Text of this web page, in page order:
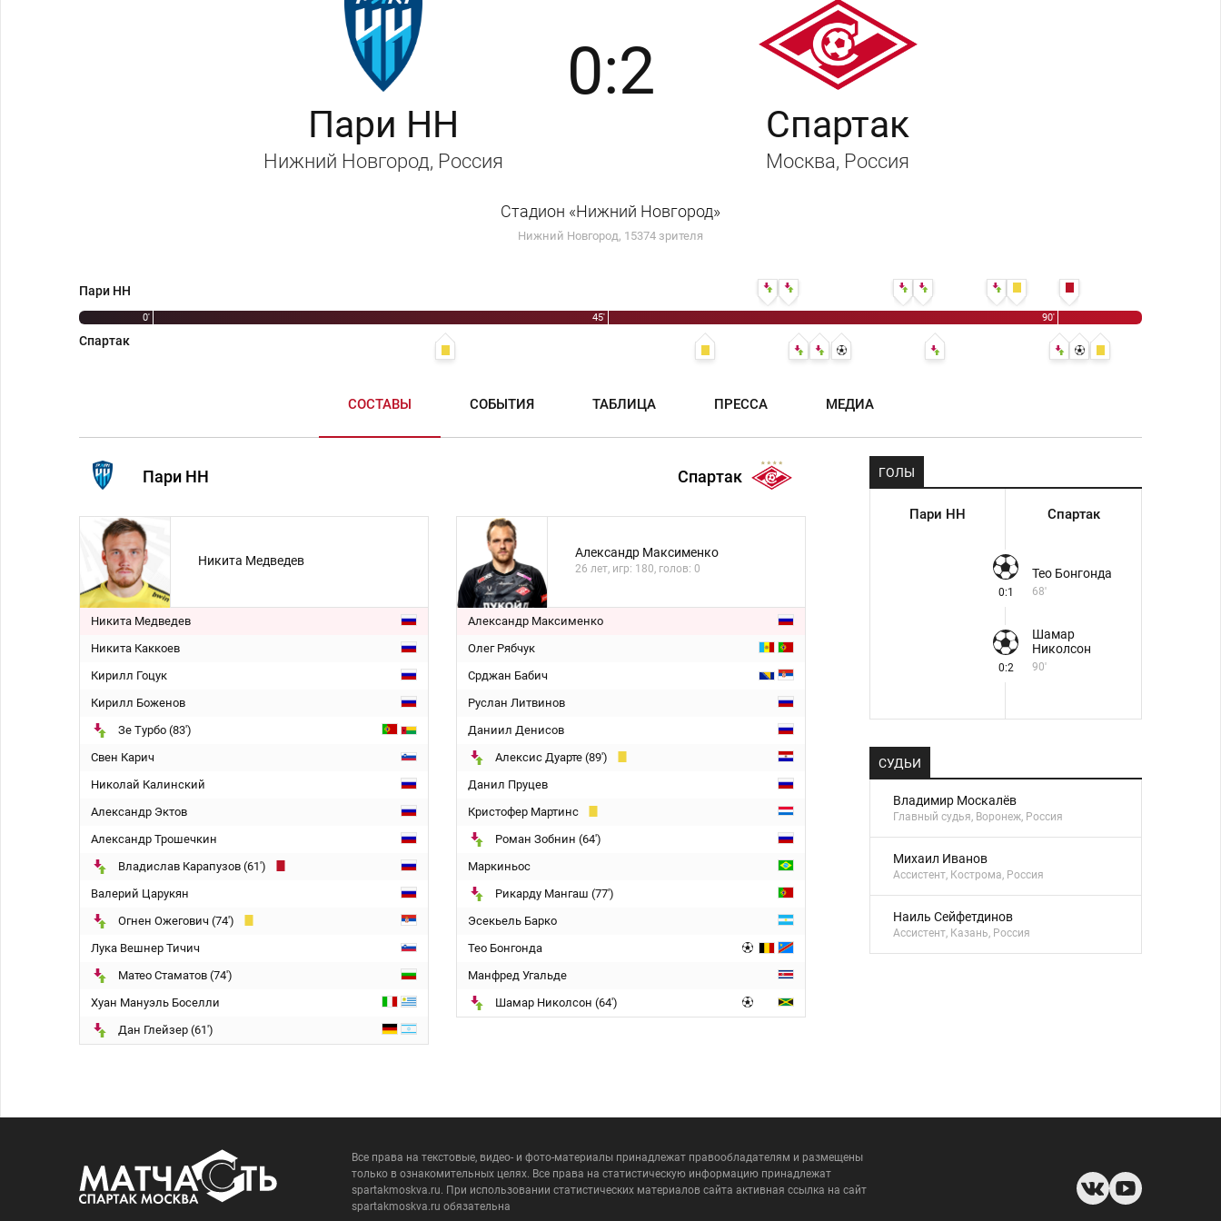
Пари НН
Нижний Новгород, Россия
0:2
Спартак
Москва, Россия
Стадион «Нижний Новгород»
Нижний Новгород, 15374 зрителя
0' 45' 90'
Пари НН
Спартак
61' Александр Трошечкин - Владислав Карапузов
61' Хуан Мануэль Боселли - Дан Глейзер74' Валерий Царукян - Огнен Ожегович
74' Лука Вешнер Тичич - Матео Стаматов
55' Сассо Винченцо 64' Кристофер Мартинс - Роман Зобнин
64' Манфред Угальде - Шамар Николсон
68' 0:1 - Тео Бонгонда 77' Маркиньос - Рикарду Мангаш89' Даниил Денисов - Алексис
СОСТАВЫ СОБЫТИЯ ТАБЛИЦА ПРЕССА МЕДИА
Пари НН Спартак
Никита Медведев
Никита Медведев
Никита Каккоев
Кирилл Гоцук
Кирилл Боженов
Зе Турбо (83')
Свен Карич
Николай Калинский
Александр Эктов
Александр Трошечкин
Владислав Карапузов (61')
Валерий Царукян
Огнен Ожегович (74')
Лука Вешнер Тичич
Матео Стаматов (74')
Хуан Мануэль Боселли
Дан Глейзер (61')
Александр Максименко
26 лет, игр: 180, голов: 0
Александр Максименко
Олег Рябчук
Срджан Бабич
Руслан Литвинов
Даниил Денисов
Алексис Дуарте (89')
Данил Пруцев
Кристофер Мартинс
Роман Зобнин (64')
Маркиньос
Рикарду Мангаш (77')
Эсекьель Барко
Тео Бонгонда
Манфред Угальде
Шамар Николсон (64')
ГОЛЫ
Пари НН Спартак
0:1
Тео Бонгонда
68'
0:2
Шамар
Николсон
90'
СУДЬИ
Владимир Москалёв
Главный судья, Воронеж, Россия
Михаил Иванов
Ассистент, Кострома, Россия
Наиль Сейфетдинов
Ассистент, Казань, Россия
Все права на текстовые, видео- и фото-материалы принадлежат правообладателям и размещены
только в ознакомительных целях. Все права на статистическую информацию принадлежат
spartakmoskva.ru. При использовании статистических материалов сайта активная ссылка на сайт
spartakmoskva.ru обязательна